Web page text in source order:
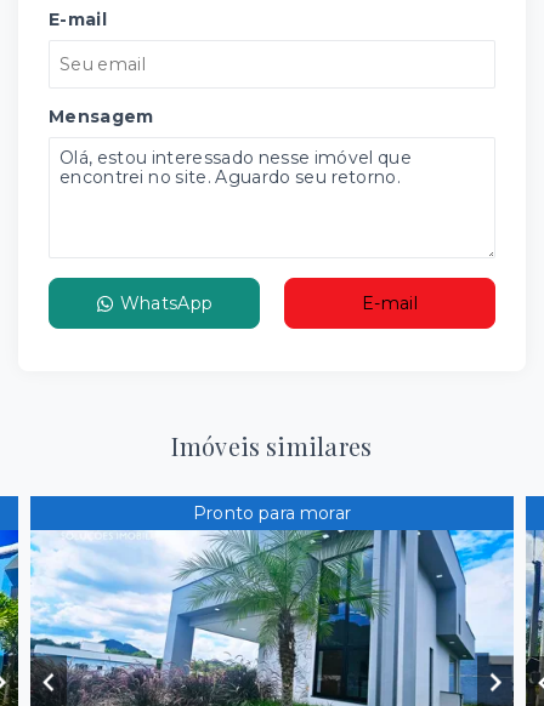
E-mail
Mensagem
WhatsApp E-mail
Imóveis similares
Pronto para morar